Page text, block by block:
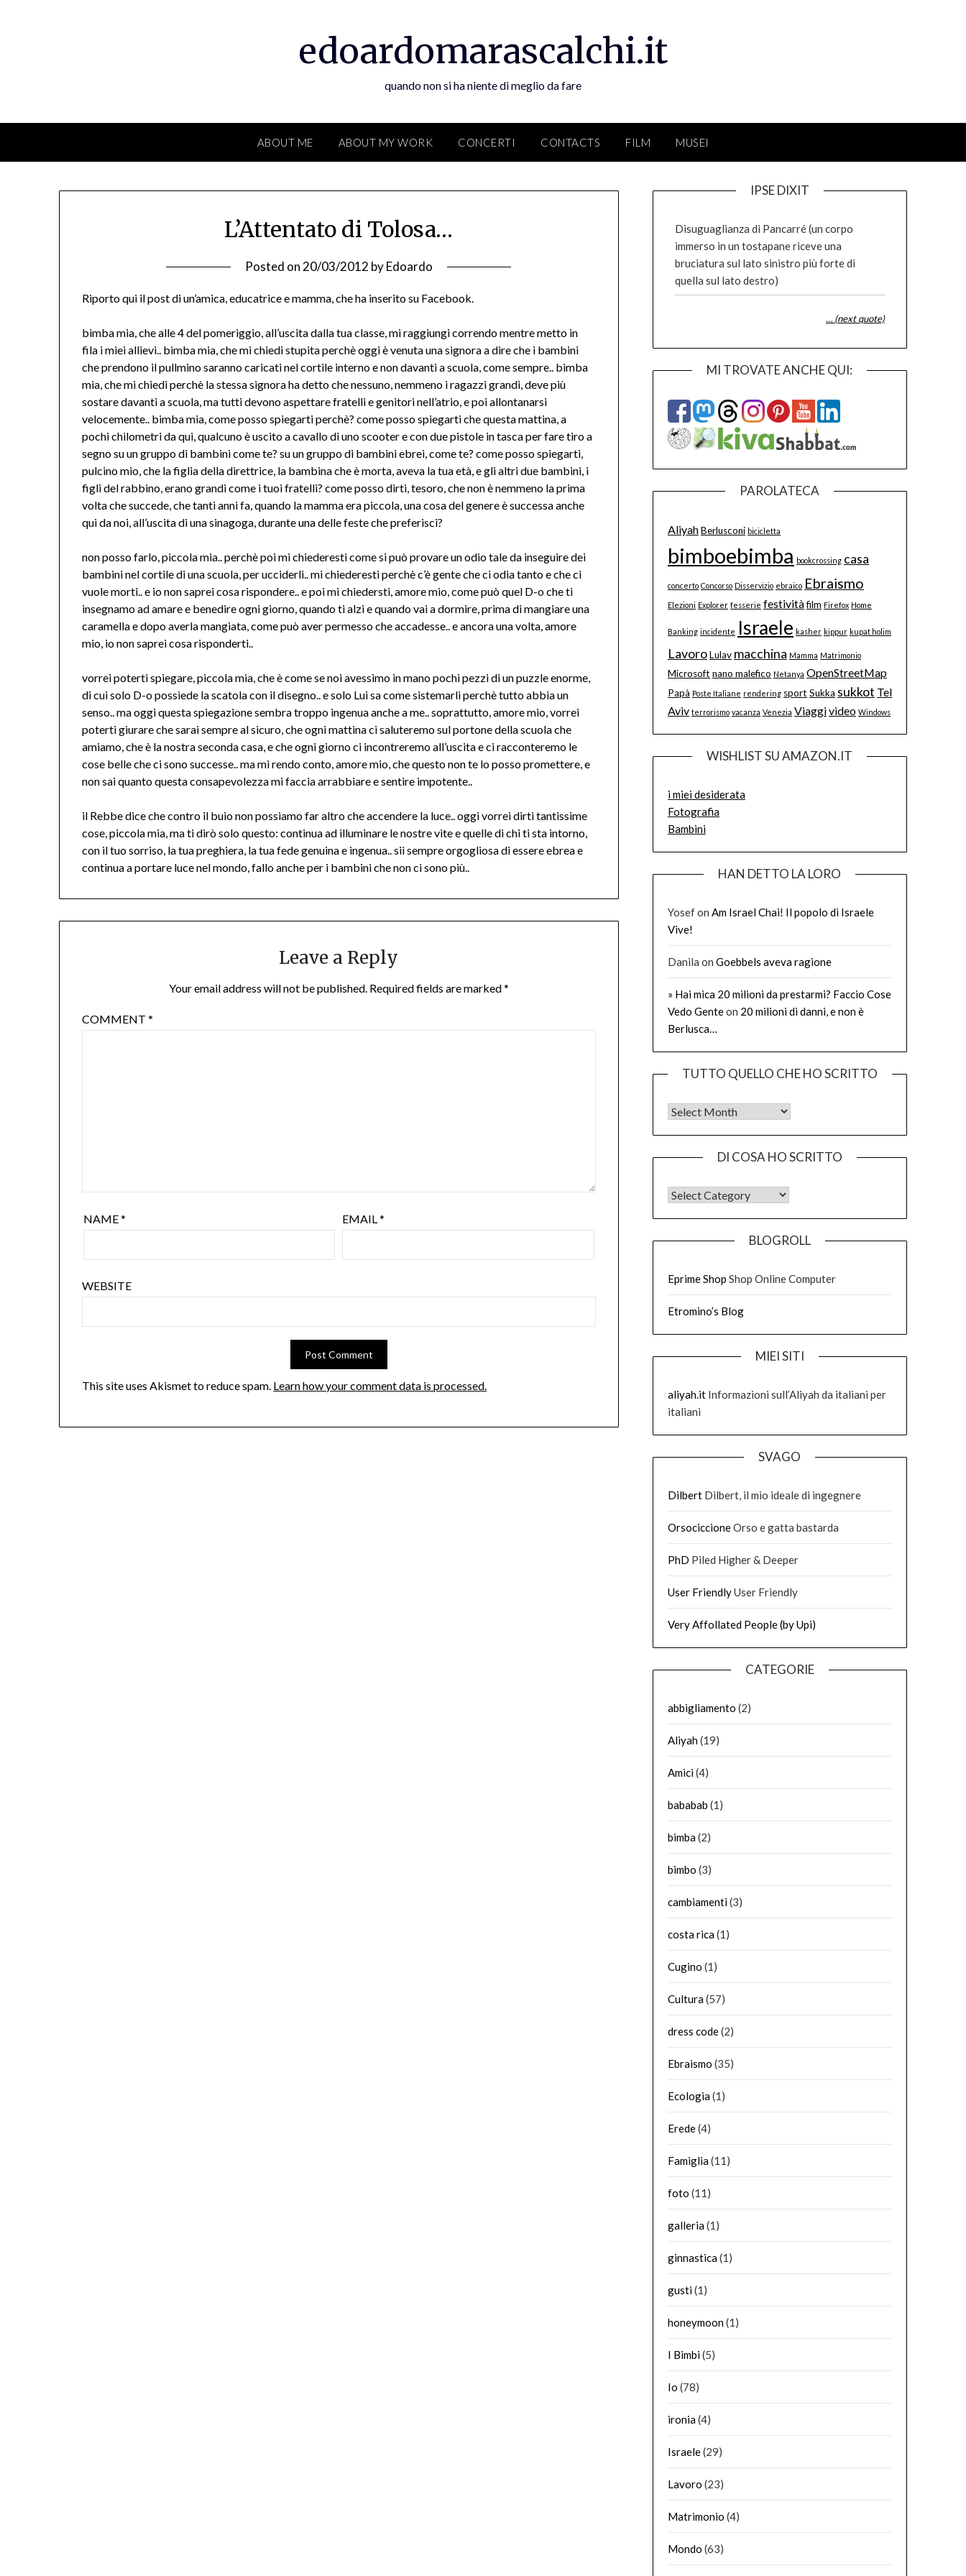
edoardomarascalchi.it
quando non si ha niente di meglio da fare
ABOUT ME ABOUT MY WORK CONCERTI CONTACTS FILM MUSEI
L’Attentato di Tolosa…
Posted on 20/03/2012 byEdoardo
Riporto qui il post di un’amica, educatrice e mamma, che ha inserito su Facebook.
bimba mia, che alle 4 del pomeriggio, all’uscita dalla tua classe, mi raggiungi correndo mentre metto in
fila i miei allievi.. bimba mia, che mi chiedi stupita perchè oggi è venuta una signora a dire che i bambini
che prendono il pullmino saranno caricati nel cortile interno e non davanti a scuola, come sempre.. bimba
mia, che mi chiedi perchè la stessa signora ha detto che nessuno, nemmeno i ragazzi grandi, deve più
sostare davanti a scuola, ma tutti devono aspettare fratelli e genitori nell’atrio, e poi allontanarsi
velocemente.. bimba mia, come posso spiegarti perchè? come posso spiegarti che questa mattina, a
pochi chilometri da qui, qualcuno è uscito a cavallo di uno scooter e con due pistole in tasca per fare tiro a
segno su un gruppo di bambini come te? su un gruppo di bambini ebrei, come te? come posso spiegarti,
pulcino mio, che la figlia della direttrice, la bambina che è morta, aveva la tua età, e gli altri due bambini, i
figli del rabbino, erano grandi come i tuoi fratelli? come posso dirti, tesoro, che non è nemmeno la prima
volta che succede, che tanti anni fa, quando la mamma era piccola, una cosa del genere è successa anche
qui da noi, all’uscita di una sinagoga, durante una delle feste che preferisci?
non posso farlo, piccola mia.. perchè poi mi chiederesti come si può provare un odio tale da inseguire dei
bambini nel cortile di una scuola, per ucciderli.. mi chiederesti perchè c’è gente che ci odia tanto e che ci
vuole morti.. e io non saprei cosa rispondere.. e poi mi chiedersti, amore mio, come può quel D-o che ti
insegnamo ad amare e benedire ogni giorno, quando ti alzi e quando vai a dormire, prima di mangiare una
caramella e dopo averla mangiata, come può aver permesso che accadesse.. e ancora una volta, amore
mio, io non saprei cosa risponderti..
vorrei poterti spiegare, piccola mia, che è come se noi avessimo in mano pochi pezzi di un puzzle enorme,
di cui solo D-o possiede la scatola con il disegno.. e solo Lui sa come sistemarli perchè tutto abbia un
senso.. ma oggi questa spiegazione sembra troppo ingenua anche a me.. soprattutto, amore mio, vorrei
poterti giurare che sarai sempre al sicuro, che ogni mattina ci saluteremo sul portone della scuola che
amiamo, che è la nostra seconda casa, e che ogni giorno ci incontreremo all’uscita e ci racconteremo le
cose belle che ci sono successe.. ma mi rendo conto, amore mio, che questo non te lo posso promettere, e
non sai quanto questa consapevolezza mi faccia arrabbiare e sentire impotente..
il Rebbe dice che contro il buio non possiamo far altro che accendere la luce.. oggi vorrei dirti tantissime
cose, piccola mia, ma ti dirò solo questo: continua ad illuminare le nostre vite e quelle di chi ti sta intorno,
con il tuo sorriso, la tua preghiera, la tua fede genuina e ingenua.. sii sempre orgogliosa di essere ebrea e
continua a portare luce nel mondo, fallo anche per i bambini che non ci sono più..
Leave a Reply
Your email address will not be published. Required fields are marked*
COMMENT*
NAME* EMAIL*
WEBSITE
This site uses Akismet to reduce spam. Learn how your comment data is processed.
IPSE DIXIT
Disuguaglianza di Pancarré (un corpo
immerso in un tostapane riceve una
bruciatura sul lato sinistro più forte di
quella sul lato destro)
… (next quote)
MI TROVATE ANCHE QUI:
PAROLATECA
AliyahBerlusconi bicicletta
bimboebimba bookcrossing casa
concerto Concorso Disservizio ebraico Ebraismo
Elezioni Explorer fesserie festivitàfilm Firefox Home
Banking incidente Israele kasher kippur kupat holim
LavoroLulav macchina Mamma Matrimonio
Microsoft nano malefico Netanya OpenStreetMap
Papà Poste Italiane rendering sport Sukka sukkot Tel
Aviv terrorismo vacanza Venezia Viaggivideo Windows
WISHLIST SU AMAZON.IT
i miei desiderata
Fotografia
Bambini
HAN DETTO LA LORO
Yosefon Am Israel Chai! Il popolo di Israele
Vive!
Danila on Goebbels aveva ragione
» Hai mica 20 milioni da prestarmi? Faccio Cose
Vedo Genteon 20 milioni di danni, e non è
Berlusca…
TUTTO QUELLO CHE HO SCRITTO
Tutto quello che ho scritto
DI COSA HO SCRITTO
DI COSA HO SCRITTO
BLOGROLL
Eprime Shop Shop Online Computer
Etromino’s Blog
MIEI SITI
aliyah.itInformazioni sull’Aliyah da italiani per
italiani
SVAGO
DilbertDilbert, il mio ideale di ingegnere
OrsociccioneOrso e gatta bastarda
PhD Piled Higher & Deeper
User FriendlyUser Friendly
Very Affollated People (by Upi)
CATEGORIE
abbigliamento (2)
Aliyah(19)
Amici(4)
bababab (1)
bimba(2)
bimbo (3)
cambiamenti(3)
costa rica(1)
Cugino (1)
Cultura(57)
dress code(2)
Ebraismo (35)
Ecologia(1)
Erede(4)
Famiglia(11)
foto (11)
galleria(1)
ginnastica(1)
gusti(1)
honeymoon(1)
I Bimbi(5)
Io (78)
ironia(4)
Israele(29)
Lavoro (23)
Matrimonio (4)
Mondo (63)